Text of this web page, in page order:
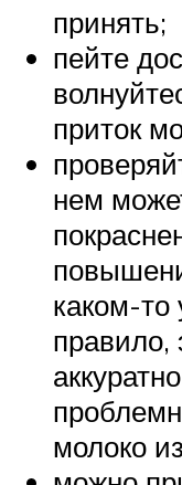
принять;
пейте
приток
нем
каком-то
правило,
молоко